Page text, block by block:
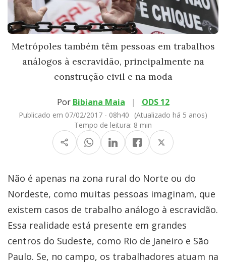
Metrópoles também têm pessoas em trabalhos
análogos à escravidão, principalmente na
construção civil e na moda
Por Bibiana Maia | ODS 12
Publicado em 07/02/2017 - 08h40
(Atualizado há 5 anos)
Tempo de leitura: 8 min
Não é apenas na zona rural do Norte ou do
Nordeste, como muitas pessoas imaginam, que
existem casos de trabalho análogo à escravidão.
Essa realidade está presente em grandes
centros do Sudeste, como Rio de Janeiro e São
Paulo. Se, no campo, os trabalhadores atuam na